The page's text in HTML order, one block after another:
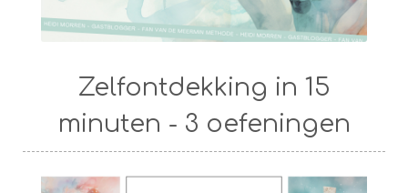
Zelfontdekking in 15
minuten - 3 oefeningen